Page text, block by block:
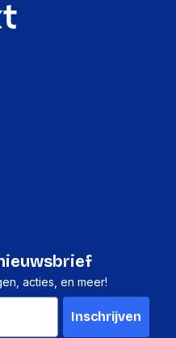
acties, en meer!
Inschrijven